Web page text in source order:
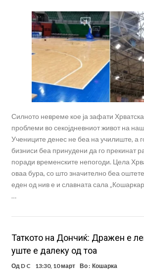
Силното невреме кое ја зафати
проблеми во секојдневниот живот на
Учениците денес не беа на училиште, а
бизниси беа принудени да го прекинат
поради временските непогоди. Цела
оваа бура, со што значително беа
еден од нив е и славната сала
…
Таткото на Дончиќ: Дражен е
уште е далеку од тоа
Од D C 13:30, 10 март Во : Кошарка